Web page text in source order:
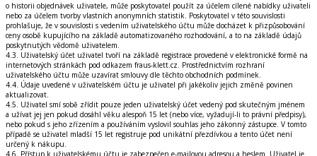
o historii objednávek uživatele, může poskytovatel použít za účelem cílené nabídky uživateli
nebo za účelem tvorby vlastních anonymních statistik. Poskytovatel v této souvislosti
prohlašuje, že v souvislosti s vedením uživatelského účtu může docházet k přizpůsobování
ceny osobě kupujícího na základě automatizovaného rozhodování, a to na základě údajů
poskytnutých vědomě uživatelem.
4.3. Uživatelský účet uživatel tvoří na základě registrace provedené v elektronické formě na
internetových stránkách pod odkazem fraus-klett.cz. Prostřednictvím rozhraní
uživatelského účtu může uzavírat smlouvy dle těchto obchodních podmínek.
4.4. Údaje uvedené v uživatelském účtu je uživatel při jakékoliv jejich změně povinen
aktualizovat.
4.5. Uživatel smí sobě zřídit pouze jeden uživatelský účet vedený pod skutečným jménem
a užívat jej jen pokud dosáhl věku alespoň 15 let (nebo více, vyžadují-li to právní předpisy),
nebo pokud s jeho zřízením a používáním vyslovil souhlas jeho zákonný zástupce. V tomto
případě se uživatel mladší 15 let registruje pod unikátní přezdívkou a tento účet není
určený k nákupu.